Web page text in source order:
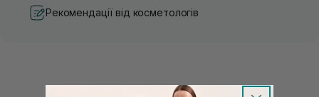
Рекомендації від косметологів